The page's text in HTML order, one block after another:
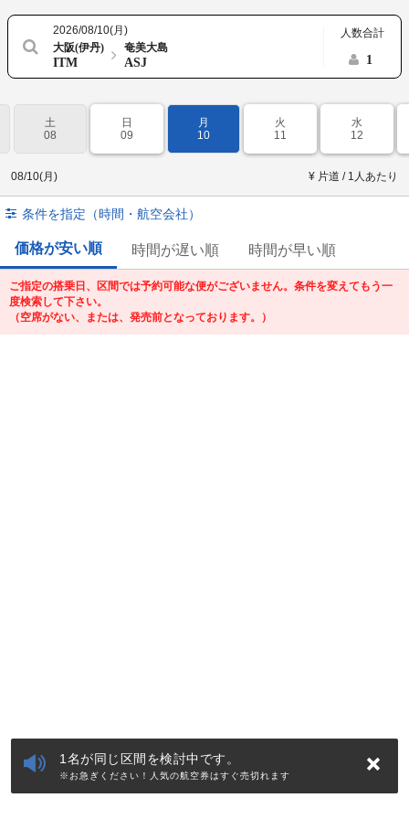
1名が同じ区間を検討中です。
※お急ぎください！人気の航空券はすぐ売切れます
2026/08/10(月)
大阪(伊丹)
ITM
奄美大島
ASJ
人数合計
1
土
08
日
09
月
10
火
11
水
12
08/10(月) ¥ 片道 / 1人あたり
条件を指定（時間・航空会社）
価格が安い順 時間が遅い順 時間が早い順
ご指定の搭乗日、区間では予約可能な便がございません。条件を変えてもう一
度検索して下さい。
（空席がない、または、発売前となっております。）